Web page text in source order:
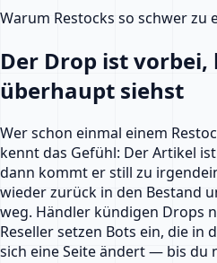
Warum Restocks so schwer zu
Der Drop ist vorbei,
überhaupt siehst
Wer schon einmal einem
kennt das Gefühl: Der Artikel
dann kommt er still zu
wieder zurück in den Bestand
weg. Händler kündigen Drops
Reseller setzen Bots ein, die in
sich eine Seite ändert — bis du